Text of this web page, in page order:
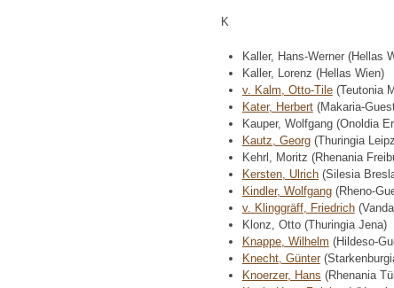
K
Kaller, Hans-Werner (Hellas
Kaller, Lorenz (Hellas Wien)
v. Kalm, Otto-Tile(Teutonia
Kater, Herbert(Makaria-
Kauper, Wolfgang (Onoldia
Kautz, Georg(Thuringia
Kehrl, Moritz (Rhenania
Kersten, Ulrich(Silesia
Kindler, Wolfgang(Rheno-
v. Klinggräff, Friedrich
Klonz, Otto (Thuringia Jena)
Knappe, Wilhelm (Hildeso-
Knecht, Günter
Knoerzer, Hans (Rhenania